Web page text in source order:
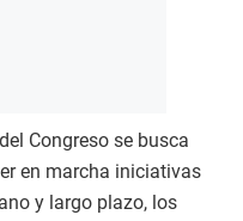
Congreso se busca
en marcha iniciativas
y largo plazo, los